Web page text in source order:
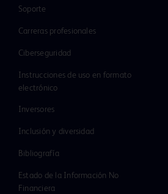
Soporte
Carreras profesionales
Ciberseguridad
Instrucciones de uso en formato
electrónico
Inversores
Inclusión y diversidad
Bibliografía
Estado de la Información No
Financiera